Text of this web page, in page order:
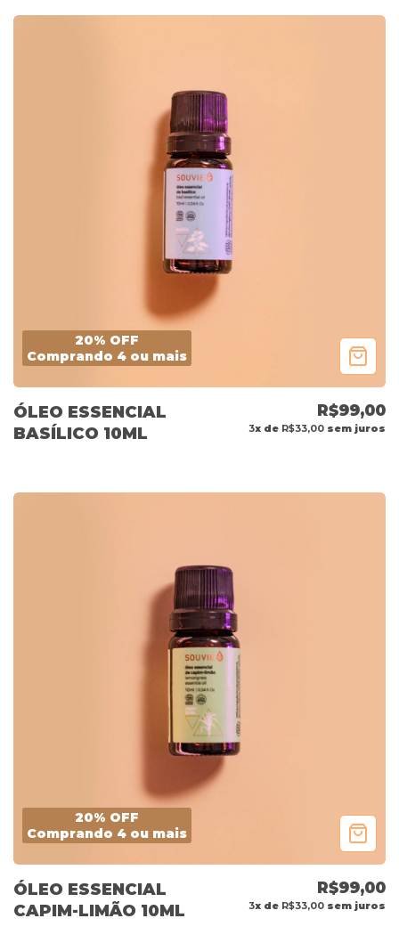
20% OFF
Comprando 4 ou mais
ÓLEO ESSENCIAL
BASÍLICO 10ML
R$99,00
3x de R$33,00 sem juros
20% OFF
Comprando 4 ou mais
ÓLEO ESSENCIAL
CAPIM-LIMÃO 10ML
R$99,00
3x de R$33,00 sem juros